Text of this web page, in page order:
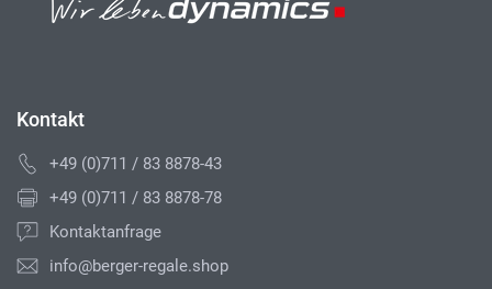
Kontakt
+49 (0)711 / 83 8878-43
+49 (0)711 / 83 8878-78
Kontaktanfrage
info@berger-regale.shop